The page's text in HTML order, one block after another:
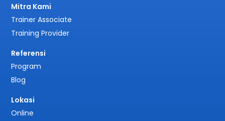
Mitra Kami
Trainer Associate
Training Provider
Referensi
Program
Blog
Lokasi
Online